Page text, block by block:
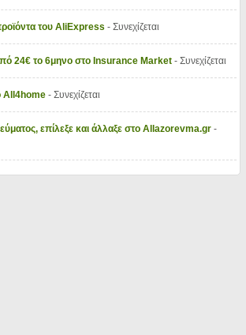
του AliExpress - Συνεχίζεται
24€ το 6μηνο στο Insurance Market - Συνεχίζεται
All4home - Συνεχίζεται
επίλεξε και άλλαξε στο Allazorevma.gr -